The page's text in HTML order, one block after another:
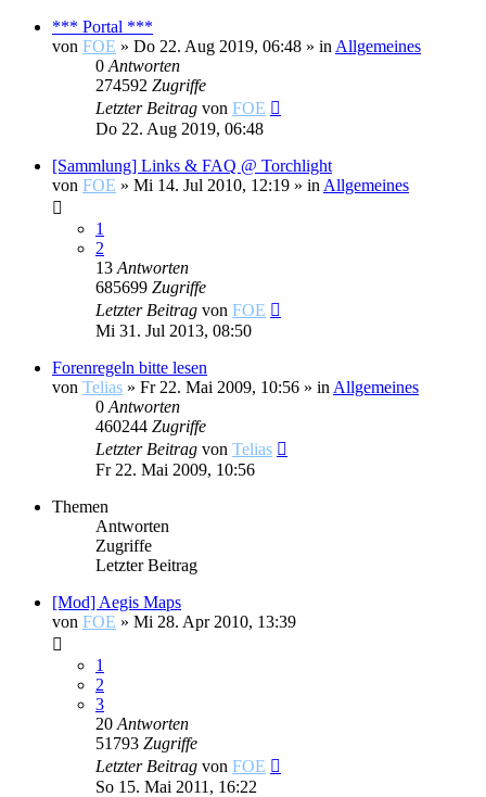
*** Portal ***
von FOE » Do 22. Aug 2019, 06:48 » in Allgemeines
0 Antworten
274592 Zugriffe
Letzter Beitrag von FOE
Do 22. Aug 2019, 06:48
[Sammlung] Links & FAQ @ Torchlight
von FOE » Mi 14. Jul 2010, 12:19 » in Allgemeines
1
2
13 Antworten
685699 Zugriffe
Letzter Beitrag von FOE
Mi 31. Jul 2013, 08:50
Forenregeln bitte lesen
von Telias » Fr 22. Mai 2009, 10:56 » in Allgemeines
0 Antworten
460244 Zugriffe
Letzter Beitrag von Telias
Fr 22. Mai 2009, 10:56
Themen
Antworten
Zugriffe
Letzter Beitrag
[Mod] Aegis Maps
von FOE » Mi 28. Apr 2010, 13:39
1
2
3
20 Antworten
51793 Zugriffe
Letzter Beitrag von FOE
So 15. Mai 2011, 16:22